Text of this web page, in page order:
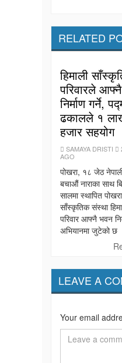
RELATED
हिमाली
परिवारले
निर्माण गर्ने,
ढकालले १
हजार सहयोग
SAMAYA DRISTI
AGO
पोखरा, १८ जेठ
बचाऔं नाराका साथ
सालमा स्थापित
साँस्कृतिक संस्था
परिवार आफ्नै भवन
अभियानमा जुटेको छ
LEAVE A
Your email